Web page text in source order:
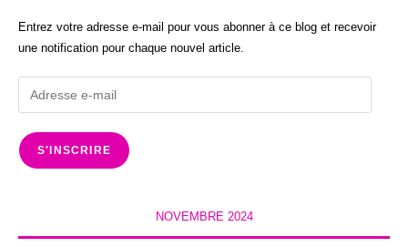
Entrez votre adresse e-mail pour vous abonner à ce blog et recevoir
une notification pour chaque nouvel article.
Adresse
e-
mail
S'INSCRIRE
NOVEMBRE 2024